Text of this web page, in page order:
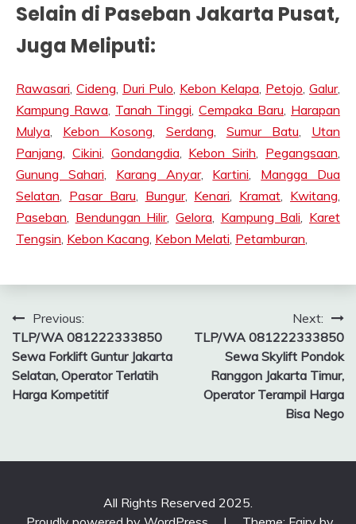
Selain di Paseban Jakarta Pusat,
Juga Meliputi:
Rawasari, Cideng, Duri Pulo, Kebon Kelapa, Petojo, Galur,
Kampung Rawa, Tanah Tinggi, Cempaka Baru, Harapan
Mulya, Kebon Kosong, Serdang, Sumur Batu, Utan
Panjang, Cikini, Gondangdia, Kebon Sirih, Pegangsaan,
Gunung Sahari, Karang Anyar, Kartini, Mangga Dua
Selatan, Pasar Baru, Bungur, Kenari, Kramat, Kwitang,
Paseban, Bendungan Hilir,Gelora, Kampung Bali, Karet
Tengsin, Kebon Kacang, Kebon Melati, Petamburan,
Post
navigation
Previous:
TLP/WA 081222333850
Sewa Forklift Guntur Jakarta
Selatan, Operator Terlatih
Harga Kompetitif
Next:
TLP/WA 081222333850
Sewa Skylift Pondok
Ranggon Jakarta Timur,
Operator Terampil Harga
Bisa Nego
All Rights Reserved 2025.